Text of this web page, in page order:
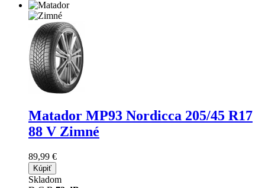
Matador MP93 Nordicca 205/45 R17
88 V Zimné
89,99 €
Kúpiť
Skladom